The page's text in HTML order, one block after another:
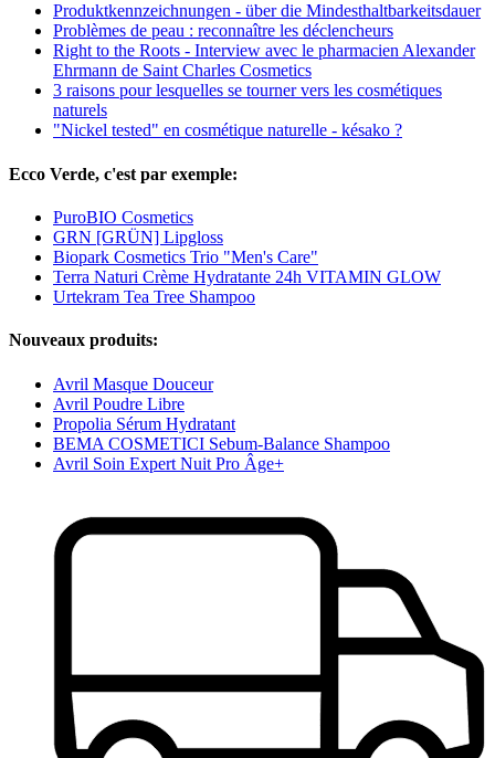
Produktkennzeichnungen - über die Mindesthaltbarkeitsdauer
Problèmes de peau : reconnaître les déclencheurs
Right to the Roots - Interview avec le pharmacien Alexander
Ehrmann de Saint Charles Cosmetics
3 raisons pour lesquelles se tourner vers les cosmétiques
naturels
"Nickel tested" en cosmétique naturelle - késako ?
Ecco Verde, c'est par exemple:
PuroBIO Cosmetics
GRN [GRÜN] Lipgloss
Biopark Cosmetics Trio "Men's Care"
Terra Naturi Crème Hydratante 24h VITAMIN GLOW
Urtekram Tea Tree Shampoo
Nouveaux produits:
Avril Masque Douceur
Avril Poudre Libre
Propolia Sérum Hydratant
BEMA COSMETICI Sebum-Balance Shampoo
Avril Soin Expert Nuit Pro Âge+